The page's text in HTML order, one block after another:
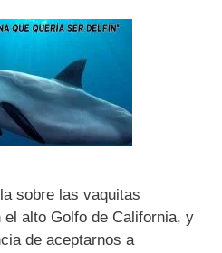
sobre las vaquitas
el alto Golfo de California, y
de aceptarnos a